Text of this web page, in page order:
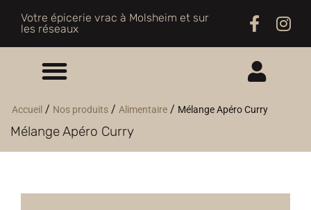
Votre épicerie vrac à Molsheim et sur
les réseaux
ME CONNECTER
Accueil / Nos produits / Alimentaire / Mélange Apéro Curry
Mélange Apéro Curry